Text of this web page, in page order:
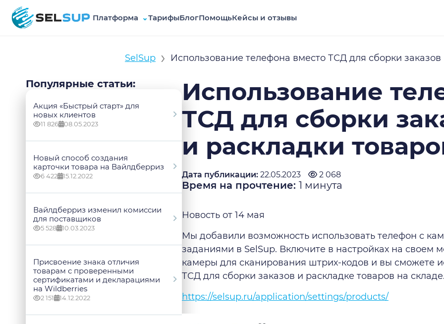
SelSup Платформа ⌄ТарифыБлогПомощьКейсы и отзывы
SelSup › Использование телефона вместо ТСД для сборки
Популярные статьи:
Акция «Быстрый старт» для
новых клиентов
11 826 08.05.2023
Новый способ создания
карточки товара на Вайлдберриз
6 422 15.12.2022
Вайлдберриз изменил комиссии
для поставщиков
5 528 10.03.2023
Присвоение знака отличия
товарам с проверенными
сертификатами и декларациями
на Wildberries
2 151 14.12.2022
Использование
ТСД для сборки
и раскладки
Дата публикации: 22.05.2023 2 068
Время на прочтение: 1 минута
Новость от 14 мая
Мы добавили возможность использовать телефон с
заданиями в SelSup. Включите в настройках на своем
камеры для сканирования штрих-кодов и вы сможете
ТСД для сборки заказов и раскладке товаров на
https://selsup.ru/application/settings/products/